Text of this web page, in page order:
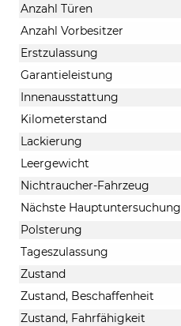
Anzahl Türen
Anzahl Vorbesitzer
Erstzulassung
Garantieleistung
Innenausstattung
Kilometerstand
Lackierung
Leergewicht
Nichtraucher-Fahrzeug
Nächste Hauptuntersuchung
Polsterung
Tageszulassung
Zustand
Zustand, Beschaffenheit
Zustand, Fahrfähigkeit